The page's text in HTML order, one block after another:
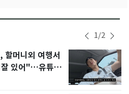
1/2
머니외 여행서
잘 있어"…유튜브